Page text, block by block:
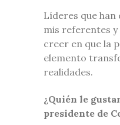
Líderes que han
mis referentes y
creer en que la
elemento
realidades.
¿Quién le
presidente de